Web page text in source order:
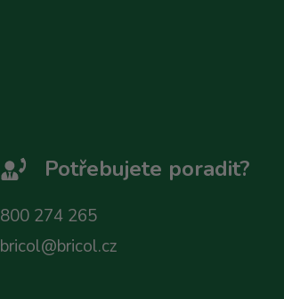
Potřebujete poradit?
800 274 265
bricol@bricol.cz